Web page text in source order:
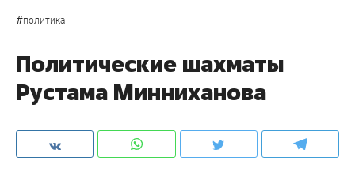
#политика
Политические шахматы
Рустама Минниханова